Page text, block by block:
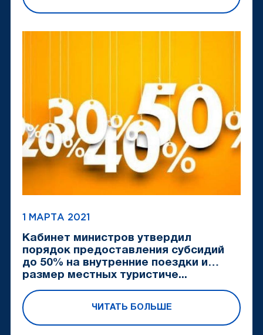
1 МАРТА 2021
Кабинет министров утвердил
порядок предоставления субсидий
до 50% на внутренние поездки и
размер местных туристиче...
ЧИТАТЬ БОЛЬШЕ